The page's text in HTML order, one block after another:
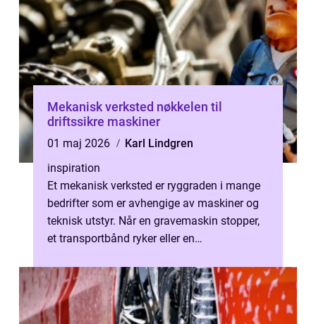
Mekanisk verksted nøkkelen til
driftssikre maskiner
01 maj 2026
Karl Lindgren
inspiration
Et mekanisk verksted er ryggraden i mange
bedrifter som er avhengige av maskiner og
teknisk utstyr. Når en gravemaskin stopper,
et transportbånd ryker eller en